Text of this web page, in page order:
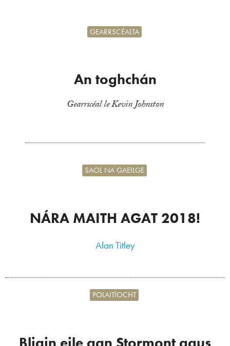
An toghchán
GEARRSCÉALTA
Gearrscéal le Kevin Johnston
NÁRA MAITH AGAT 2018!
SAOL NA GAEILGE
Alan Titley
POLAITÍOCHT